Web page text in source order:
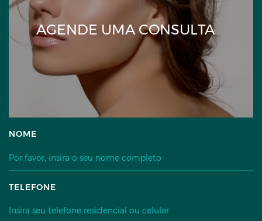
AGENDE UMA CONSULTA
NOME
TELEFONE